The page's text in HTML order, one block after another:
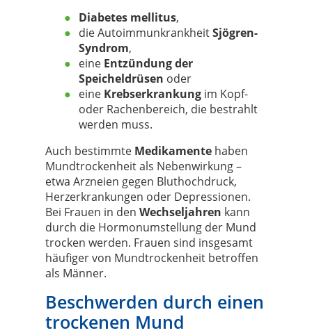
Diabetes mellitus,
die AutoimmunkrankheitSjögren-
Syndrom,
eine Entzündung der
Speicheldrüsen oder
eine Krebserkrankung im Kopf-
oder Rachenbereich, die bestrahlt
werden muss.
Auch bestimmte Medikamente haben
Mundtrockenheit als Nebenwirkung –
etwa Arzneien gegen Bluthochdruck,
Herzerkrankungen oder Depressionen.
Bei Frauen in den Wechseljahren kann
durch die Hormonumstellung der Mund
trocken werden. Frauen sind insgesamt
häufiger von Mundtrockenheit betroffen
als Männer.
Beschwerden durch einen
trockenen Mund